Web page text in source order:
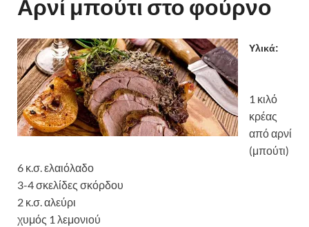
Αρνί μπούτι στο φούρνο
Υλικά:
1 κιλό
κρέας
από αρνί
(μπούτι)
6 κ.σ. ελαιόλαδο
3-4 σκελίδες σκόρδου
2 κ.σ. αλεύρι
χυμός 1 λεμονιού